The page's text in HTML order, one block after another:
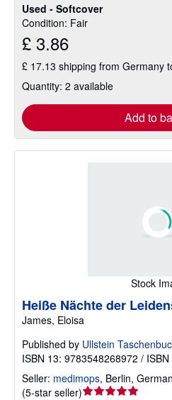
Used - Softcover
Condition: Fair
£ 3.86
£ 17.13 shipping from Germany
Quantity: 2 available
Add to
Stock
Heiße Nächte der
James, Eloisa
Published by Ullstein
ISBN 13: 9783548268972 /
Seller: medimops, Berlin,
(5-star seller)Seller